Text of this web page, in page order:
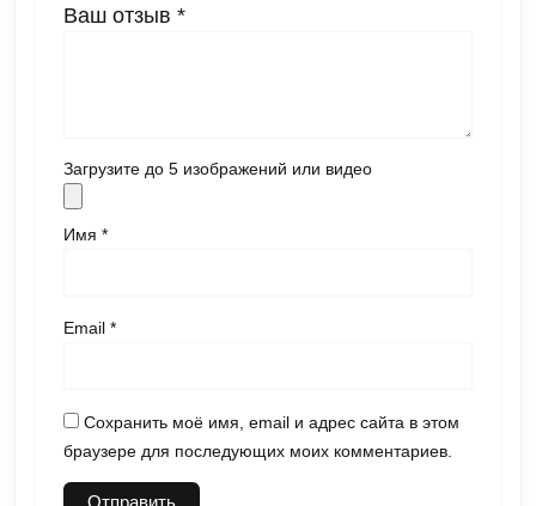
Ваш отзыв *
Загрузите до 5 изображений или видео
Имя *
Email *
Сохранить моё имя, email и адрес сайта в этом
браузере для последующих моих комментариев.